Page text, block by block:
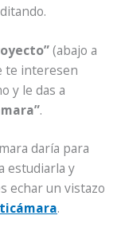
(abajo a
te interesen
y le das a
.
daría para
estudiarla y
echar un vistazo
.